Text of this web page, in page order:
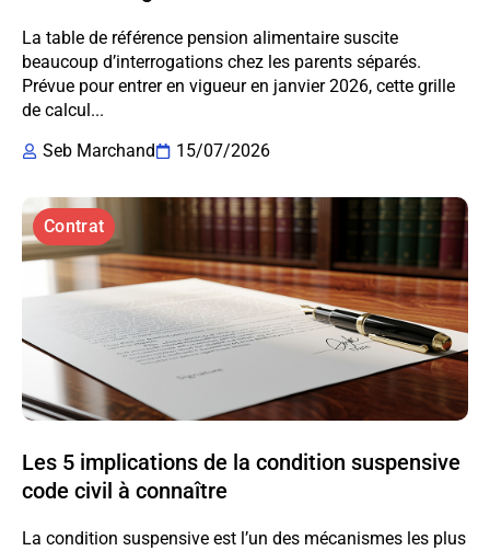
La table de référence pension alimentaire suscite
beaucoup d’interrogations chez les parents séparés.
Prévue pour entrer en vigueur en janvier 2026, cette grille
de calcul...
Seb Marchand
15/07/2026
Contrat
Les 5 implications de la condition suspensive
code civil à connaître
La condition suspensive est l’un des mécanismes les plus